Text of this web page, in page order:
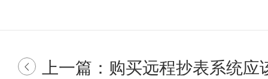
 上一篇：购买远程抄表系统